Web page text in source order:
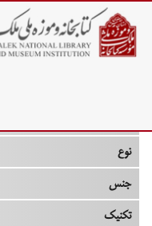
نوع
جنس
تکنیک